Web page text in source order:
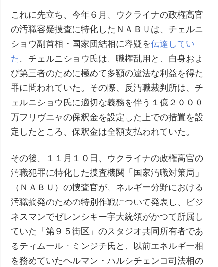
これに先立ち、今年６月、ウクライナの政権高官
の汚職容疑捜査に特化したＮＡＢＵは、チェルニ
ショウ副首相・国家団結相に容疑を伝達してい
た 。チェルニショウ氏は、職権乱用と、自身およ
び第三者のために極めて多額の違法な利益を得た
罪に問われていた。その際、反汚職裁判所は、チ
ェルニショウ氏に適切な義務を伴う１億２０００
万フリヴニャの保釈金を設定した上での措置を設
定したところ、保釈金は全額支払われていた。
その後、１１月１０日、ウクライナの政権高官の
汚職犯罪に特化した捜査機関「国家汚職対策局」
（ＮＡＢＵ）の捜査官が、ネルギー分野における
汚職摘発のための特別作戦について発表し、ビジ
ネスマンでゼレンシキー宇大統領がかつて所属し
ていた「第９５街区」のスタジオ共同所有者であ
るティムール・ミンジチ氏と、以前エネルギー相
を務めていたヘルマン・ハルシチェンコ司法相の